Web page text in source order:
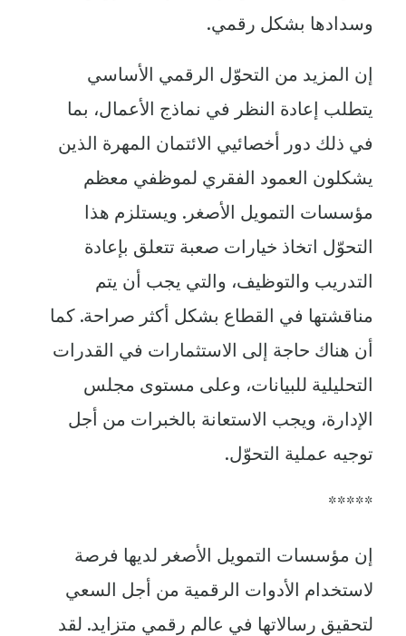
وسدادها بشكل رقمي.
إن المزيد من التحوّل الرقمي الأساسي
يتطلب إعادة النظر في نماذج الأعمال، بما
في ذلك دور أخصائيي الائتمان المهرة الذين
يشكلون العمود الفقري لموظفي معظم
مؤسسات التمويل الأصغر. ويستلزم هذا
التحوّل اتخاذ خيارات صعبة تتعلق بإعادة
التدريب والتوظيف، والتي يجب أن يتم
مناقشتها في القطاع بشكل أكثر صراحة. كما
أن هناك حاجة إلى الاستثمارات في القدرات
التحليلية للبيانات، وعلى مستوى مجلس
الإدارة، ويجب الاستعانة بالخبرات من أجل
توجيه عملية التحوّل.
*****
إن مؤسسات التمويل الأصغر لديها فرصة
لاستخدام الأدوات الرقمية من أجل السعي
لتحقيق رسالاتها في عالم رقمي متزايد. لقد